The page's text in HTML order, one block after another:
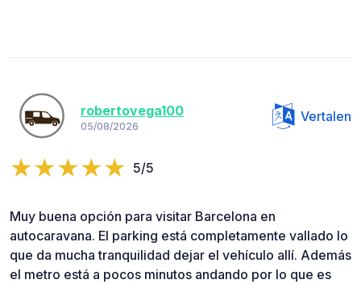
robertovega100
05/08/2026
Vertalen
5/5
Muy buena opción para visitar Barcelona en
autocaravana. El parking está completamente vallado lo
que da mucha tranquilidad dejar el vehículo allí. Además
el metro está a pocos minutos andando por lo que es